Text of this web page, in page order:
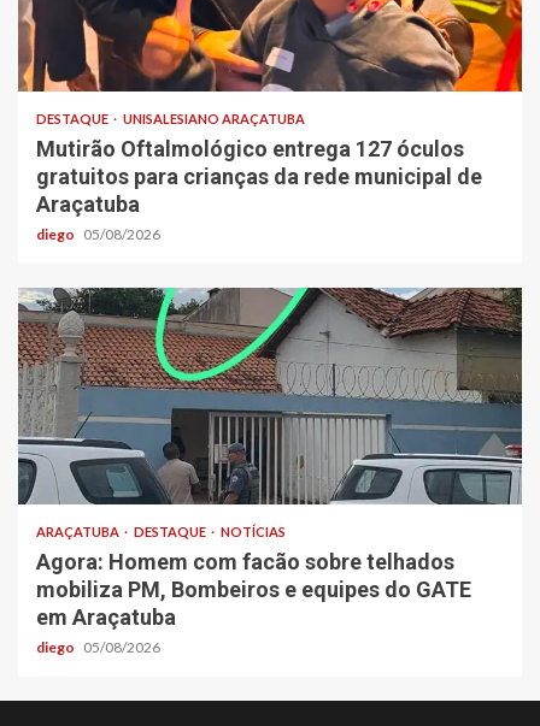
DESTAQUE UNISALESIANO ARAÇATUBA
Mutirão Oftalmológico entrega 127 óculos
gratuitos para crianças da rede municipal de
Araçatuba
diego 05/08/2026
ARAÇATUBA DESTAQUE NOTÍCIAS
Agora: Homem com facão sobre telhados
mobiliza PM, Bombeiros e equipes do GATE
em Araçatuba
diego 05/08/2026